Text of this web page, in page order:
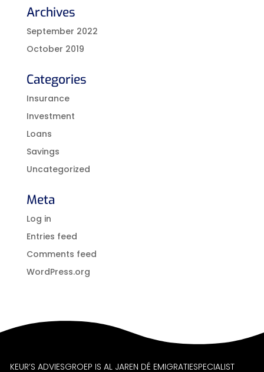
Archives
September 2022
October 2019
Categories
Insurance
Investment
Loans
Savings
Uncategorized
Meta
Log in
Entries feed
Comments feed
WordPress.org
KEUR’S ADVIESGROEP IS AL JAREN DÉ EMIGRATIESPECIALIST